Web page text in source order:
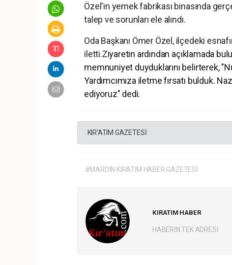
Özel'in yemek fabrikası binasında
talep ve sorunları ele alındı.
Oda Başkanı Ömer Özel, ilçedeki
iletti.Ziyaretin ardından açıklamada
memnuniyet duyduklarını belirterek,
Yardımcımıza iletme fırsatı bulduk.
ediyoruz" dedi.
KIR'ATIM GAZETESİ
#MARDİN KIRATIM HABER GAZETESİ
KIRATIM HABER
HABERİN TEK ADRESİ